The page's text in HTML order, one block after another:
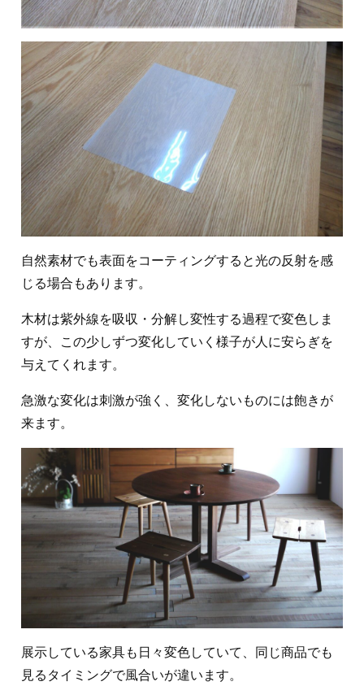
自然素材でも表面をコーティングすると光の反射を感
じる場合もあります。
木材は紫外線を吸収・分解し変性する過程で変色しま
すが、この少しずつ変化していく様子が人に安らぎを
与えてくれます。
急激な変化は刺激が強く、変化しないものには飽きが
来ます。
展示している家具も日々変色していて、同じ商品でも
見るタイミングで風合いが違います。